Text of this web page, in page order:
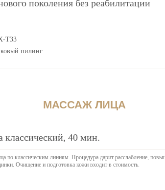
поколения без реабилитации
T33
пилинг
МАССАЖ ЛИЦА
40 мин.
по классическим линиям. Процедура дарит расслабление,
Очищение и подготовка кожи входит в стоимость.